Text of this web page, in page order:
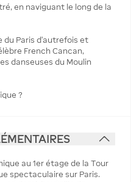
en naviguant le long de la
du Paris d’autrefois et
French Cancan,
danseuses du Moulin
?
au 1er étage de la Tour
spectaculaire sur Paris.